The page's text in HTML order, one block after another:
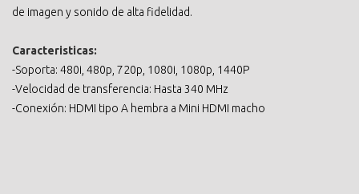
de imagen y sonido de alta fidelidad.
Caracteristicas:
-Soporta: 480i, 480p, 720p, 1080i, 1080p, 1440P
-Velocidad de transferencia: Hasta 340 MHz
-Conexión: HDMI tipo A hembra a Mini HDMI macho